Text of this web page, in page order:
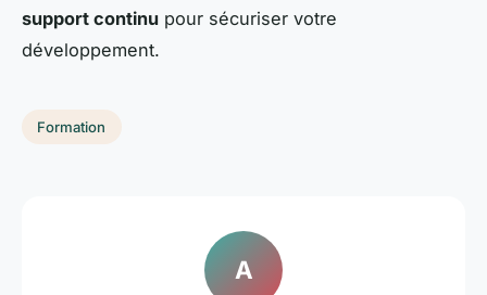
support continu pour sécuriser votre
développement.
Formation
A